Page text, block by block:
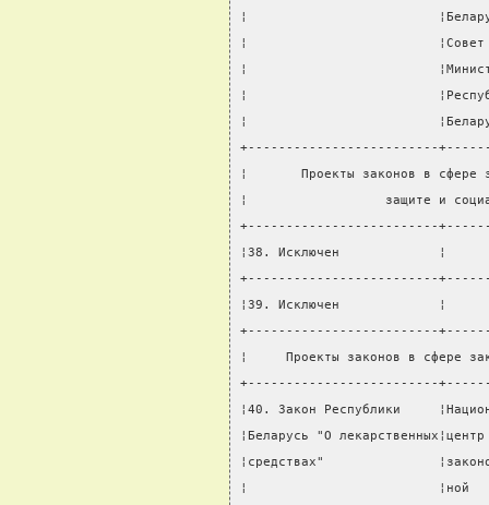
¦
¦
¦
¦
¦
+-------------------------
¦       Проекты законов в
¦                  защите и
+-------------------------
¦38. Исключен
+-------------------------
¦39. Исключен
+-------------------------
¦     Проекты законов в сфере
+-------------------------
¦40. Закон Республики
¦Беларусь "О
¦средствах"
¦                         ¦ной